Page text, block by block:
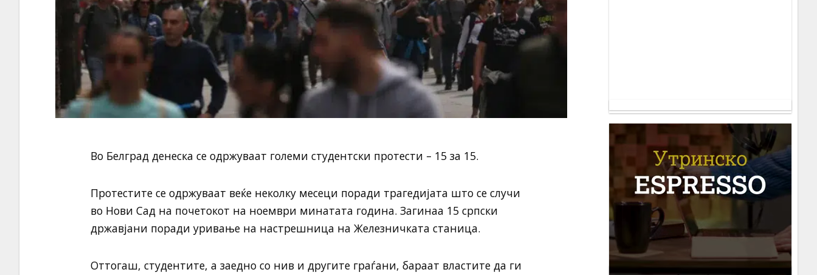
Во Белград денеска се одржуваат големи студентски протести – 15 за 15.
Протестите се одржуваат веќе неколку месеци поради трагедијата што се случи
во Нови Сад на почетокот на ноември минатата година. Загинаа 15 српски
државјани поради уривање на настрешница на Железничката станица.
Оттогаш, студентите, а заедно со нив и другите граѓани, бараат властите да ги